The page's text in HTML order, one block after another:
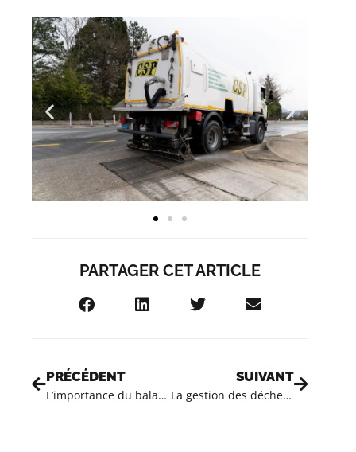
PARTAGER CET ARTICLE
PRÉCÉDENT
L’importance du balayage des pistes cyclables en Suisse
SUIVANT
La gestion des déchets dans les entreprises suisses romandes : comment réduire leur impact environnemental ?